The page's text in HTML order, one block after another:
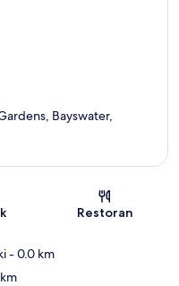
Bayswater,
Restoran
- 0.0 km